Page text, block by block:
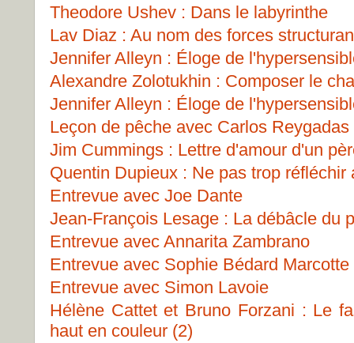
Theodore Ushev : Dans le labyrinthe
Lav Diaz : Au nom des forces
Jennifer Alleyn : Éloge de
Alexandre Zolotukhin : Composer le
Jennifer Alleyn : Éloge de
Leçon de pêche avec Carlos Reygadas
Jim Cummings : Lettre d'amour d'un
Quentin Dupieux : Ne pas trop réfléchir
Entrevue avec Joe Dante
Jean-François Lesage : La débâcle du
Entrevue avec Annarita Zambrano
Entrevue avec Sophie Bédard Marcotte
Entrevue avec Simon Lavoie
Hélène Cattet et Bruno Forzani : Le
haut en couleur (2)